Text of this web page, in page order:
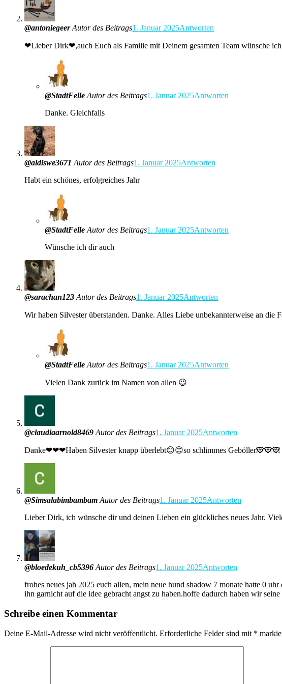
@antoniegeer Autor des Beitrags1. Januar 2025Antworten
❤Lieber Dirk❤,auch Euch als Familie mit Deinem gesamten Team wünsche ich
@StadtFelle Autor des Beitrags1. Januar 2025Antworten
Danke. Gleichfalls
@aldiswe3671 Autor des Beitrags1. Januar 2025Antworten
Habt ein schönes, erfolgreiches Jahr
@StadtFelle Autor des Beitrags1. Januar 2025Antworten
Wünsche ich dir auch
@sarachan123 Autor des Beitrags1. Januar 2025Antworten
Wir haben Silvester überstanden. Danke. Alles Liebe unbekannterweise an die
@StadtFelle Autor des Beitrags1. Januar 2025Antworten
Vielen Dank zurück im Namen von allen 😉
@claudiaarnold8469 Autor des Beitrags1. Januar 2025Antworten
Danke❤❤❤Haben Silvester knapp überlebt😊😊so schlimmes Geböller🙈🙈🙈
@Simsalabimbambam Autor des Beitrags1. Januar 2025Antworten
Lieber Dirk, ich wünsche dir und deinen Lieben ein glückliches neues Jahr.
@bloedekuh_cb5396 Autor des Beitrags1. Januar 2025Antworten
frohes neues jah 2025 euch allen, mein neue hund shadow 7 monate hatte 0
ihn garnicht auf die idee gebracht angst zu haben.hoffe dadurch haben wir
Schreibe einen Kommentar
Deine E-Mail-Adresse wird nicht veröffentlicht. Erforderliche Felder sind mit *